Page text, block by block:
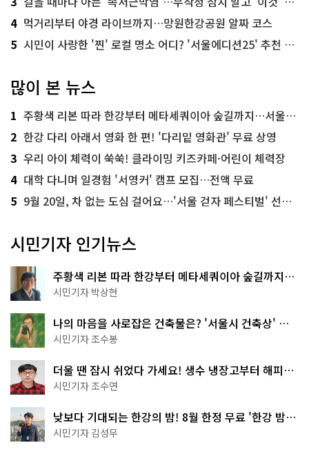
4 먹거리부터 야경 라이브까지…망원한강공원 알짜 코스
5 시민이 사랑한 '찐' 로컬 명소 어디? '서울에디션25' 추천 코스
많이 본 뉴스
1 주황색 리본 따라 한강부터 메타세쿼이아 숲길까지…서울둘레길 15코스
2 한강 다리 아래서 영화 한 편! '다리밑 영화관' 무료 상영
3 우리 아이 체력이 쑥쑥! 클라이밍 키즈카페·어린이 체력장
4 대학 다니며 일경험 '서영커' 캠프 모집…전액 무료
5 9월 20일, 차 없는 도심 걸어요…'서울 걷자 페스티벌' 선착순 5천명
시민기자 인기뉴스
주황색 리본 따라 한강부터 메타세쿼이아 숲길까지…
서울둘레길 15코스
시민기자 박상현
나의 마음을 사로잡은 건축물은? '서울시 건축상' 수
상작 공개!
시민기자 조수봉
더울 땐 잠시 쉬었다 가세요! 생수 냉장고부터 해피소
·무더위쉼터까지
시민기자 조수연
낮보다 기대되는 한강의 밤! 8월 한정 무료 '한강 밤
핑' 예약은?
시민기자 김성무